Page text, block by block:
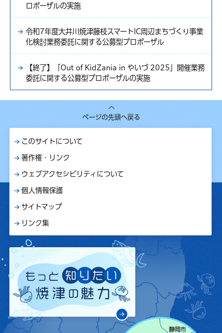
ロポーザルの実施
令和7年度大井川焼津藤枝スマートIC周辺まちづくり事業
化検討業務委託に関する公募型プロポーザル
【終了】「Out of KidZania in やいづ 2025」開催業務
委託に関する公募型プロポーザルの実施
ページの先頭へ戻る
このサイトについて
著作権・リンク
ウェブアクセシビリティについて
個人情報保護
サイトマップ
リンク集